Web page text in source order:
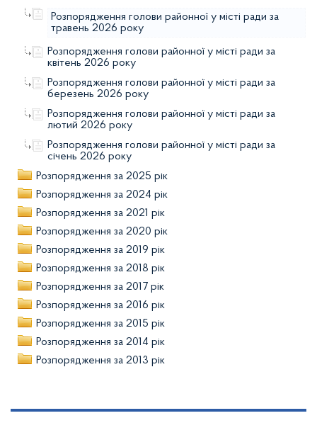
Розпорядження голови районної у місті ради за
травень 2026 року
Розпорядження голови районної у місті ради за
квітень 2026 року
Розпорядження голови районної у місті ради за
березень 2026 року
Розпорядження голови районної у місті ради за
лютий 2026 року
Розпорядження голови районної у місті ради за
січень 2026 року
Розпорядження за 2025 рік
Розпорядження за 2024 рік
Розпорядження за 2021 рік
Розпорядження за 2020 рік
Розпорядження за 2019 рік
Розпорядження за 2018 рік
Розпорядження за 2017 рік
Розпорядження за 2016 рік
Розпорядження за 2015 рік
Розпорядження за 2014 рік
Розпорядження за 2013 рік